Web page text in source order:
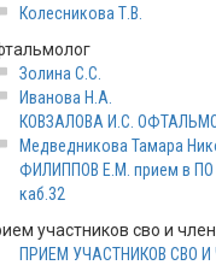
Колесникова Т.В.
Золина С.С.
Иванова Н.А.
КОВЗАЛОВА И.С.
Медведникова Тамара
ФИЛИППОВ Е.М. прием в ПО
каб.32
участников сво и
ПРИЕМ УЧАСТНИКОВ СВО И